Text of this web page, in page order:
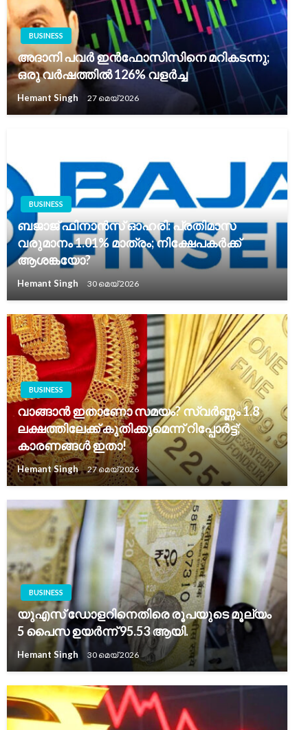
BUSINESS
അദാനി പവർ ഇൻഫോസിസിനെ മറികടന്നു;
ഒരു വർഷത്തിൽ 126% വളർച്ച
Hemant Singh 27 മെയ്‌ 2026
BUSINESS
ബജാജ് ഫിനാൻസ് ഓഹരി: പ്രതിമാസ
വരുമാനം 1.01% മാത്രം; നിക്ഷേപകർക്ക്
ആശങ്കയോ?
Hemant Singh 30 മെയ്‌ 2026
BUSINESS
വാങ്ങാൻ ഇതാണോ സമയം? സ്വർണ്ണം 1.8
ലക്ഷത്തിലേക്ക് കുതിക്കുമെന്ന് റിപ്പോർട്ട്;
കാരണങ്ങൾ ഇതാ!
Hemant Singh 27 മെയ്‌ 2026
BUSINESS
യുഎസ് ഡോളറിനെതിരെ രൂപയുടെ മൂല്യം
5 പൈസ ഉയർന്ന് 95.53 ആയി.
Hemant Singh 30 മെയ്‌ 2026